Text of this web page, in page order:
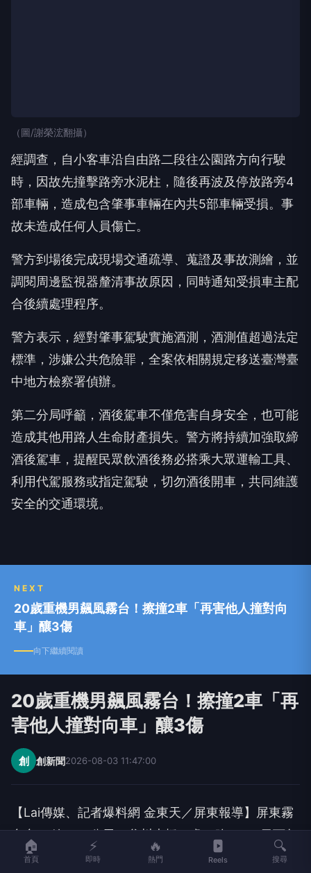
（圖/謝榮浤翻攝）
經調查，自小客車沿自由路二段往公園路方向行駛
時，因故先撞擊路旁水泥柱，隨後再波及停放路旁4
部車輛，造成包含肇事車輛在內共5部車輛受損。事
故未造成任何人員傷亡。
警方到場後完成現場交通疏導、蒐證及事故測繪，並
調閱周邊監視器釐清事故原因，同時通知受損車主配
合後續處理程序。
警方表示，經對肇事駕駛實施酒測，酒測值超過法定
標準，涉嫌公共危險罪，全案依相關規定移送臺灣臺
中地方檢察署偵辦。
第二分局呼籲，酒後駕車不僅危害自身安全，也可能
造成其他用路人生命財產損失。警方將持續加強取締
酒後駕車，提醒民眾飲酒後務必搭乘大眾運輸工具、
利用代駕服務或指定駕駛，切勿酒後開車，共同維護
安全的交通環境。
NEXT
20歲重機男飆風霧台！擦撞2車「再害他人撞對向
車」釀3傷
向下繼續閱讀
20歲重機男飆風霧台！擦撞2車「再
害他人撞對向車」釀3傷
創 創新聞2026-08-03 11:47:00
【Lai傳媒、記者爆料網 金東天／屏東報導】屏東霧
台台24線32.8公里（谷川大橋）處，昨（2）日下午
4時許傳出一起車禍事故，一輛重機從霧台往三地門
🏠
首頁
⚡
即時
🔥
熱門 Reels
🔍
搜尋